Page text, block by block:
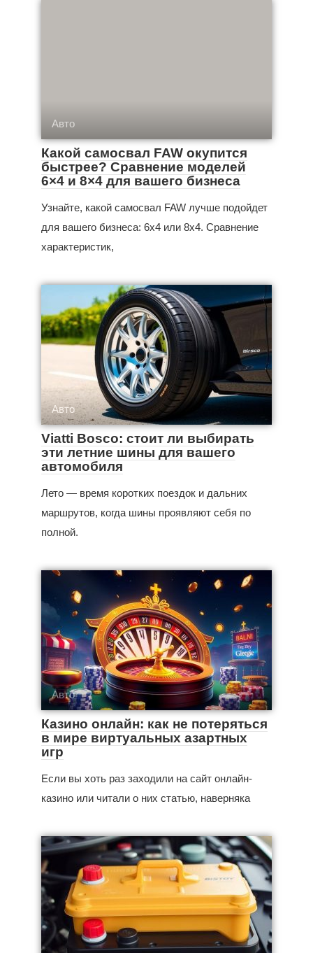
Авто
Какой самосвал FAW окупится
быстрее? Сравнение моделей
6×4 и 8×4 для вашего бизнеса
Узнайте, какой самосвал FAW лучше подойдет
для вашего бизнеса: 6x4 или 8x4. Сравнение
характеристик,
Авто
Viatti Bosco: стоит ли выбирать
эти летние шины для вашего
автомобиля
Лето — время коротких поездок и дальних
маршрутов, когда шины проявляют себя по
полной.
Авто
Казино онлайн: как не потеряться
в мире виртуальных азартных
игр
Если вы хоть раз заходили на сайт онлайн-
казино или читали о них статью, наверняка